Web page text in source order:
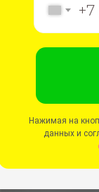
+7
Нажимая на
данных и